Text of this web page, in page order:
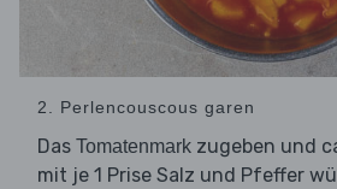
2. Perlencouscous garen
Das Tomatenmark zugeben und
mit je 1 Prise Salz und Pfeffer